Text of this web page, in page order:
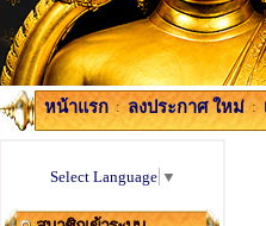
หน้าแรก : ลงประกาศ ใหม่ :
Select Language ▼